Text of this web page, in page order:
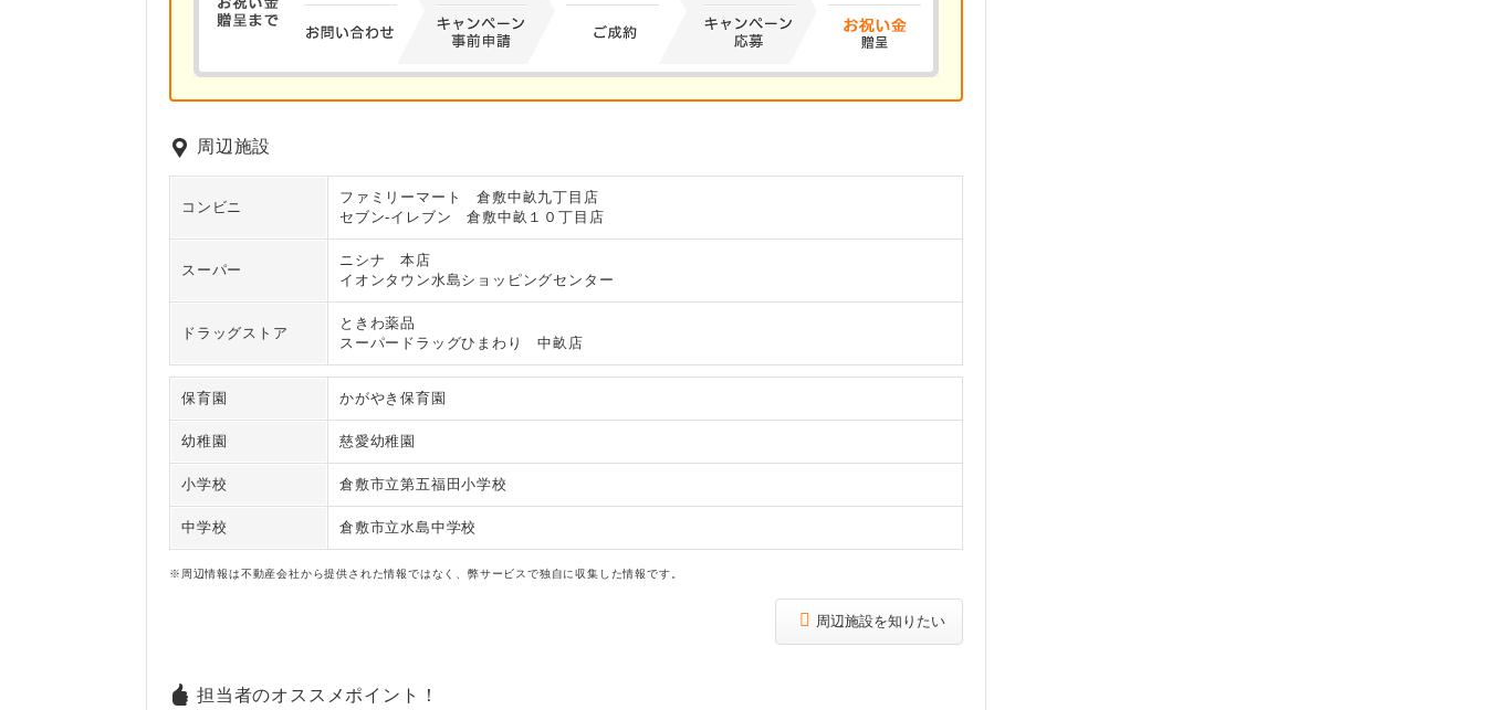
周辺施設
コンビニ
ファミリーマート 倉敷中畝九丁目店
セブン‐イレブン 倉敷中畝１０丁目店
スーパー
ニシナ 本店
イオンタウン水島ショッピングセンター
ドラッグストア
ときわ薬品
スーパードラッグひまわり 中畝店
保育園 かがやき保育園
幼稚園 慈愛幼稚園
小学校 倉敷市立第五福田小学校
中学校 倉敷市立水島中学校
※周辺情報は不動産会社から提供された情報ではなく、弊サービスで独自に収集した情報です。
周辺施設を知りたい
担当者のオススメポイント！